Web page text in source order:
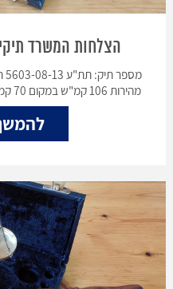
הצלחות המשרד תיקי
מהירות 106 קמ"ש במקום 70 קמ"ש בדרך עירונית, נגזרו עליו 1 ח'...